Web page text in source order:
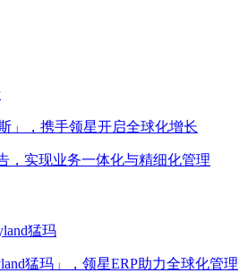
」，携手领星开启全球化增长
，实现业务一体化与精细化管理
猛玛」，领星ERP助力全球化管理